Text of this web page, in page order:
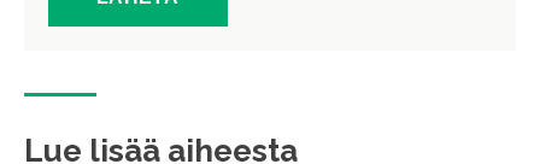
Lue lisää aiheesta